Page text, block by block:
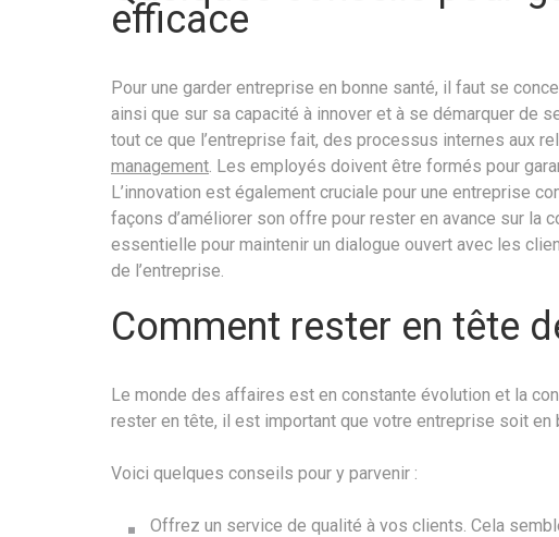
efficace
Pour une garder entreprise en bonne santé, il faut se
ainsi que sur sa capacité à innover et à se démarquer de
tout ce que l’entreprise fait, des processus internes aux
management. Les employés doivent être formés pour
L’innovation est également cruciale pour une entreprise
façons d’améliorer son offre pour rester en avance sur la
essentielle pour maintenir un dialogue ouvert avec les
de l’entreprise.
Comment rester en tête
Le monde des affaires est en constante évolution et la
rester en tête, il est important que votre entreprise soit en
Voici quelques conseils pour y parvenir :
Offrez un service de qualité à vos clients. Cela